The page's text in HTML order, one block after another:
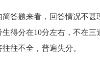
题来看，回答情况不甚
得分在10分左右，不在
往不全，普遍失分。